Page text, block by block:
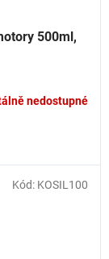
500ml,
nedostupné
Kód: KOSIL100